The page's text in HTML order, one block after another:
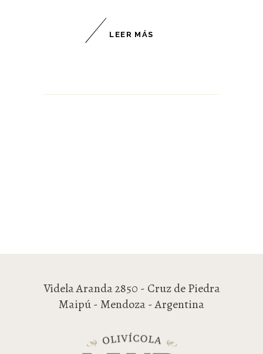
LEER MÁS
Videla Aranda 2850 - Cruz de Piedra
Maipú - Mendoza - Argentina